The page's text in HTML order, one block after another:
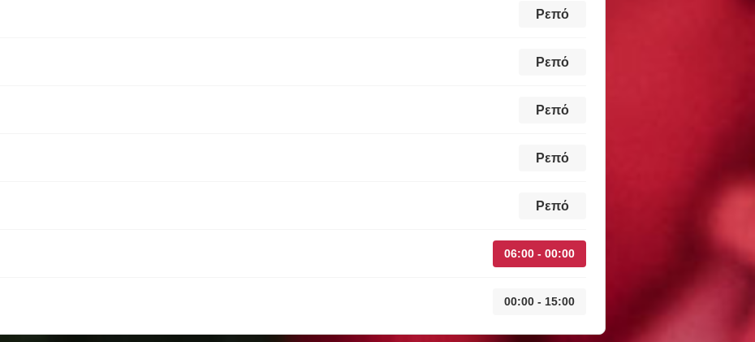
Ρεπό
Ρεπό
Ρεπό
Ρεπό
Ρεπό
06:00 - 00:00
00:00 - 15:00